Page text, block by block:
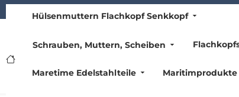
www.kury.de
Hülsenmuttern Flachkopf Senkkopf
Schrauben, Muttern, Scheiben
Maretime Edelstahlteile Maritimprodukte